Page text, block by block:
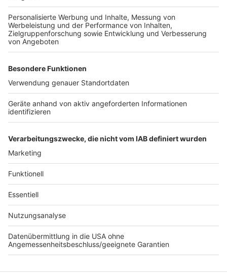
Weitere Themen von Rhein und Erft
Tunnelbau auf Ost-West-Achse in Köln
beschlossen
Rhein-Erft-Kreis knackt halbe Million Einwohner
Linie 18 wird bis Ostern getrennt
Anzeige
Anzeige